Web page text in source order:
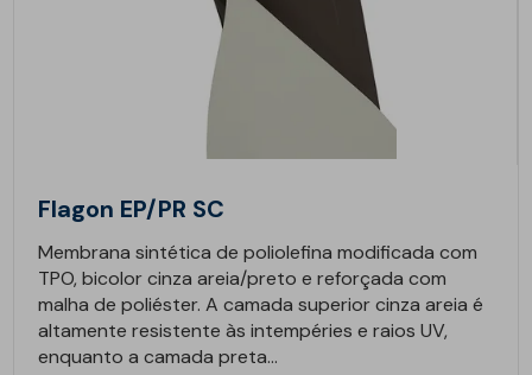
Flagon EP/PR SC
Membrana sintética de poliolefina modificada com
TPO, bicolor cinza areia/preto e reforçada com
malha de poliéster. A camada superior cinza areia é
altamente resistente às intempéries e raios UV,
enquanto a camada preta...